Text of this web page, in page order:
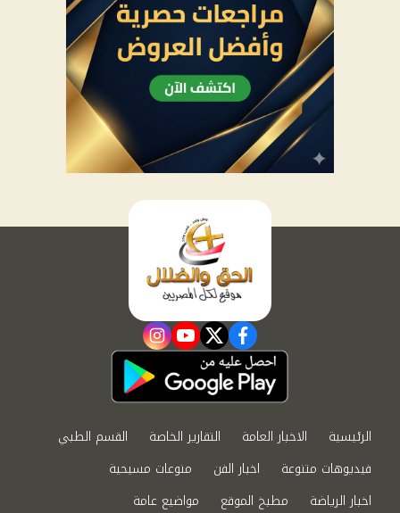
facebook
twitter
youtube
instagram
الرئيسية الاخبار العامة التقارير الخاصة
القسم الطبي
فيديوهات متنوعة
اخبار الفن
منوعات مسيحية
اخبار الرياضة
مطبخ الموقع مواضيع عامة